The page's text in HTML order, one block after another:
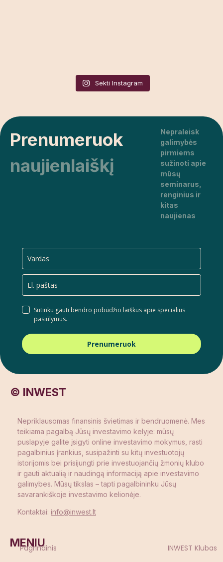
Sekti Instagram
Prenumeruok
naujienlaiškį
Nepraleisk
galimybės
pirmiems
sužinoti apie
mūsų
seminarus,
renginius ir
kitas
naujienas
Sutinku gauti bendro pobūdžio laiškus apie specialius
pasiūlymus.
Prenumeruok
© INWEST
Nepriklausomas finansinis švietimas ir bendruomenė. Mes
teikiama pagalbą Jūsų investavimo kelyje: mūsų
puslapyje galite įsigyti online investavimo mokymus, rasti
pagalbinius įrankius, susipažinti su kitų investuotojų
istorijomis bei prisijungti prie investuojančių žmonių klubo
ir gauti aktualią ir naudingą informaciją apie investavimo
galimybes. Mūsų tikslas – tapti pagalbininku Jūsų
savarankiškoje investavimo kelionėje.
Kontaktai: info@inwest.lt
MENIU
Pagrindinis
INWEST Klubas